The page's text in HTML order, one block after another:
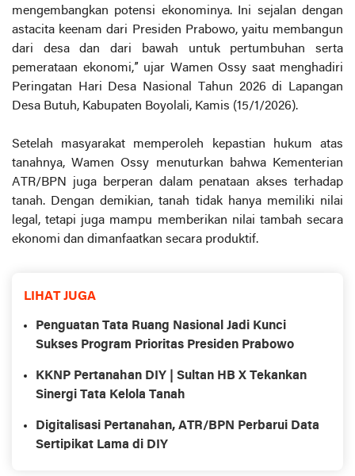
mengembangkan potensi ekonominya. Ini sejalan dengan
astacita keenam dari Presiden Prabowo, yaitu membangun
dari desa dan dari bawah untuk pertumbuhan serta
pemerataan ekonomi,” ujar Wamen Ossy saat menghadiri
Peringatan Hari Desa Nasional Tahun 2026 di Lapangan
Desa Butuh, Kabupaten Boyolali, Kamis (15/1/2026).
Setelah masyarakat memperoleh kepastian hukum atas
tanahnya, Wamen Ossy menuturkan bahwa Kementerian
ATR/BPN juga berperan dalam penataan akses terhadap
tanah. Dengan demikian, tanah tidak hanya memiliki nilai
legal, tetapi juga mampu memberikan nilai tambah secara
ekonomi dan dimanfaatkan secara produktif.
LIHAT JUGA
Penguatan Tata Ruang Nasional Jadi Kunci
Sukses Program Prioritas Presiden Prabowo
KKNP Pertanahan DIY | Sultan HB X Tekankan
Sinergi Tata Kelola Tanah
Digitalisasi Pertanahan, ATR/BPN Perbarui Data
Sertipikat Lama di DIY